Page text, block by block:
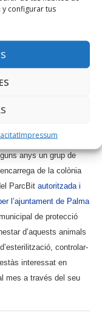
y configurar tus
Impressum
internacional, i
durant 20 minuts amb
i objectius.
del ParcBit
anys un grup de
de la colònia
ParcBit autoritzada i
l’ajuntament de Palma
de protecció
d’aquests animals
controlar-
interessat en
mes a través del seu